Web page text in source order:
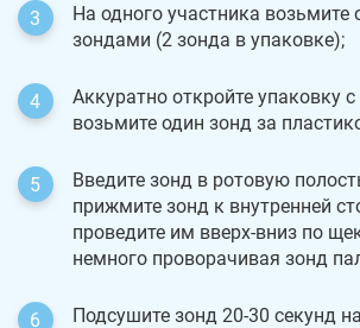
На одного участника возьмите
зондами (2 зонда в упаковке);
Аккуратно откройте упаковку
возьмите один зонд за
Введите зонд в ротовую
прижмите зонд к внутренней
проведите им вверх-вниз по
немного проворачивая зонд
Подсушите зонд 20-30 секунд